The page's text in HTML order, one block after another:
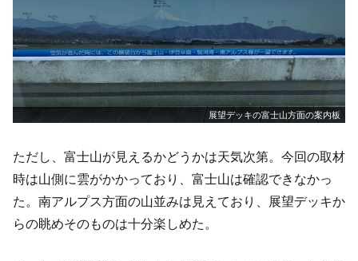
展望デッキの富士山方面の案内板
ただし、富士山が見えるかどうかは天気次第。今回の取材
時は山側に雲がかかっており、富士山は確認できなかっ
た。南アルプス方面の山並みは見えており、展望デッキか
らの眺めそのものは十分楽しめた。